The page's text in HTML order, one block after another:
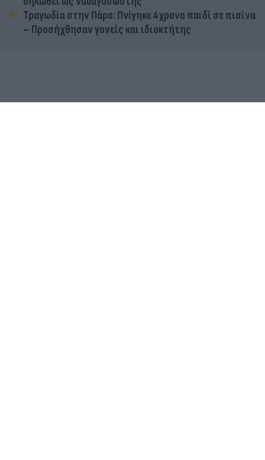
Τραγωδία στην Πάρο: Πνίγηκε 4χρονο παιδί σε πισίνα
– Προσήχθησαν γονείς και ιδιοκτήτης